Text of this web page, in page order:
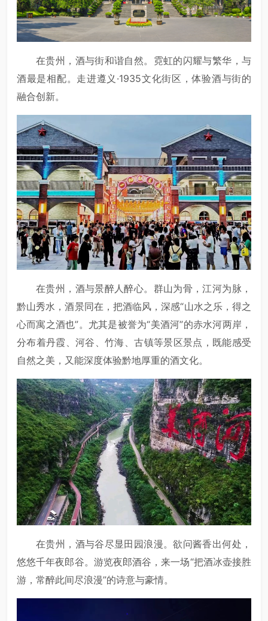
在贵州，酒与街和谐自然。霓虹的闪耀与繁华，与
酒最是相配。走进遵义·1935文化街区，体验酒与街的
融合创新。
在贵州，酒与景醉人醉心。群山为骨，江河为脉，
黔山秀水，酒景同在，把酒临风，深感“山水之乐，得之
心而寓之酒也”。尤其是被誉为“美酒河”的赤水河两岸，
分布着丹霞、河谷、竹海、古镇等景区景点，既能感受
自然之美，又能深度体验黔地厚重的酒文化。
在贵州，酒与谷尽显田园浪漫。欲问酱香出何处，
悠悠千年夜郎谷。游览夜郎酒谷，来一场“把酒冰壶接胜
游，常醉此间尽浪漫”的诗意与豪情。